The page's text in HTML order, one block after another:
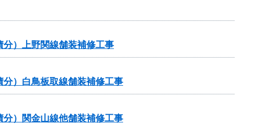
）上野関線舗装補修工事
）白鳥板取線舗装補修工事
）関金山線他舗装補修工事